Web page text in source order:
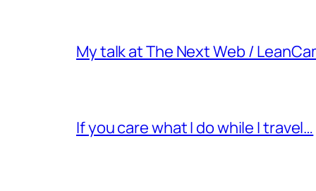
My talk at The Next Web /
If you care what I do while I travel…